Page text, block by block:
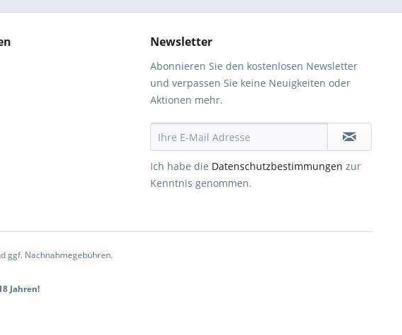
Newsletter
Abonnieren Sie den kostenlosen Newsletter
und verpassen Sie keine Neuigkeiten oder
Aktionen mehr.
Ich habe die Datenschutzbestimmungen zur
Kenntnis genommen.
ggf. Nachnahmegebühren.
Jahren!